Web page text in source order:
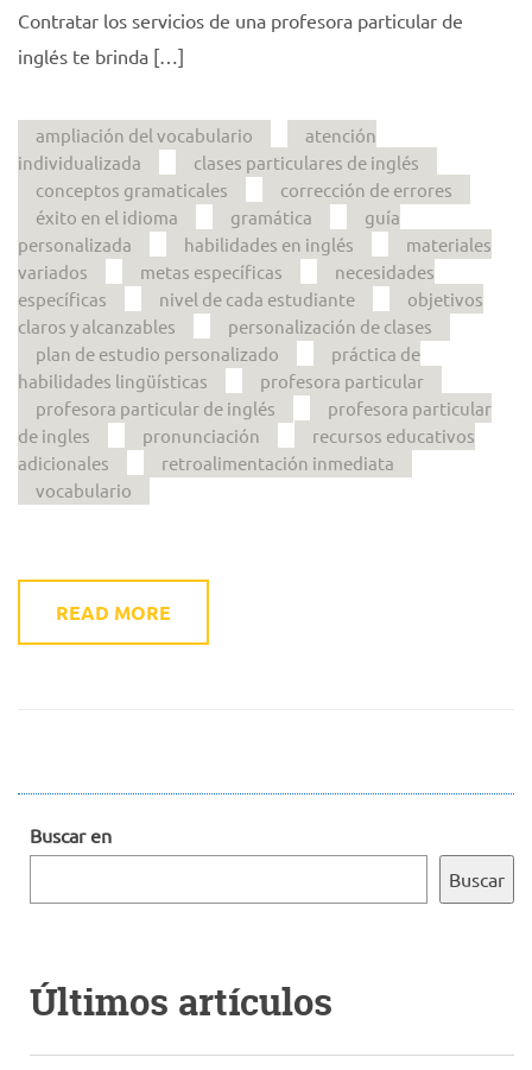
Contratar los servicios de una profesora particular de
inglés te brinda […]
ampliación del vocabulario
atención
individualizada
clases particulares de inglés
conceptos gramaticales
corrección de errores
éxito en el idioma
gramática
guía
personalizada
habilidades en inglés
materiales
variados
metas específicas
necesidades
específicas
nivel de cada estudiante
objetivos
claros y alcanzables
personalización de clases
plan de estudio personalizado
práctica de
habilidades lingüísticas
profesora particular
profesora particular de inglés
profesora particular
de ingles
pronunciación
recursos educativos
adicionales
retroalimentación inmediata
vocabulario
READ MORE
Buscar en
Buscar
Últimos artículos